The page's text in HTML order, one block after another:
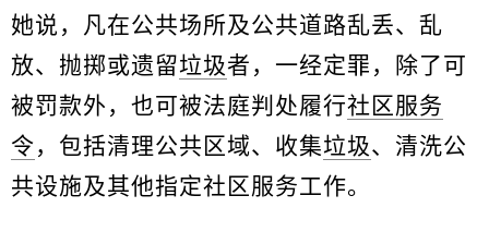
她说，凡在公共场所及公共道路乱丢、乱
放、抛掷或遗留垃圾者，一经定罪，除了可
被罚款外，也可被法庭判处履行社区服务
令 ，包括清理公共区域、收集垃圾、清洗公
共设施及其他指定社区服务工作。